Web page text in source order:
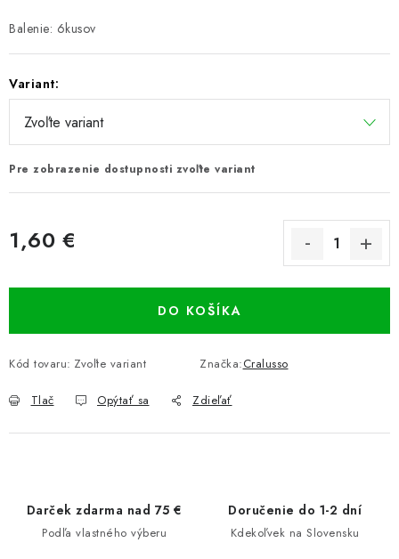
ZNAČKY
Navštívte našu predajňu vo Dvoroch nad Žitavou »
Balenie: 6kusov
Variant:
Pre zobrazenie dostupnosti zvoľte variant
1,60 €
DO KOŠÍKA
Kód tovaru: Zvoľte variant Značka:Cralusso
Tlač Opýtať sa Zdieľať
Darček zdarma nad 75 €
Podľa vlastného výberu
Doručenie do 1-2 dní
Kdekoľvek na Slovensku